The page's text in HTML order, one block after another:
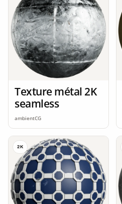
Texture métal 2K
seamless
ambientCG
2K